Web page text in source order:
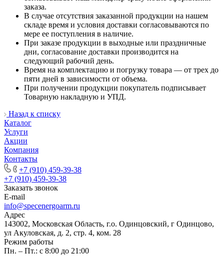
заказа.
В случае отсутствия заказанной продукции на нашем
складе время и условия доставки согласовываются по
мере ее поступления в наличие.
При заказе продукции в выходные или праздничные
дни, согласование доставки производится на
следующий рабочий день.
Время на комплектацию и погрузку товара — от трех до
пяти дней в зависимости от объема.
При получении продукции покупатель подписывает
Товарную накладную и УПД.
Назад к списку
Каталог
Услуги
Акции
Компания
Контакты
+7 (910) 459-39-38
+7 (910) 459-39-38
Заказать звонок
E-mail
info@specenergoarm.ru
Адрес
143002, Московская Область, г.о. Одинцовский, г Одинцово,
ул Акуловская, д. 2, стр. 4, ком. 28
Режим работы
Пн. – Пт.: с 8:00 до 21:00